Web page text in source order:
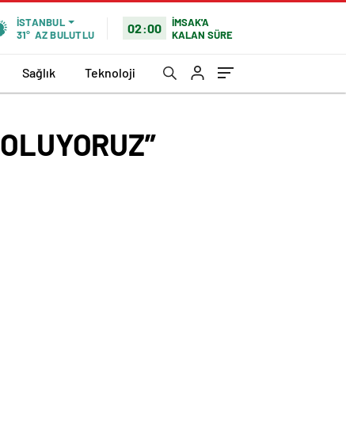
İSTANBUL
31° AZ BULUTLU 02:00
İMSAK'A
KALAN SÜRE
Sağlık Teknoloji